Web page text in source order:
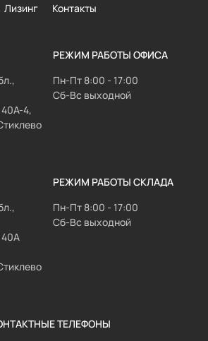
Лизинг
Контакты
4,
РЕЖИМ РАБОТЫ ОФИСА
Пн-Пт 8:00 - 17:00
Сб-Вс выходной
40А
РЕЖИМ РАБОТЫ СКЛАДА
Пн-Пт 8:00 - 17:00
Сб-Вс выходной
ТЕЛЕФОНЫ